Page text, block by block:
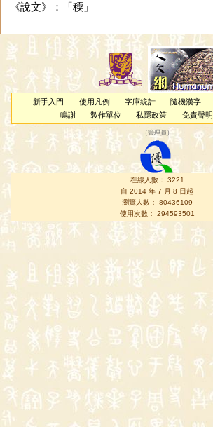
《說文》：「 稬」
新手入門 使用凡例 字庫統計 隨機漢字
鳴謝
製作單位 私隱政策 免責聲明
（管理員 ）
在線人數： 3221
自 2014 年 7 月 8 日起
瀏覽人數： 80436109
使用次數： 294593501